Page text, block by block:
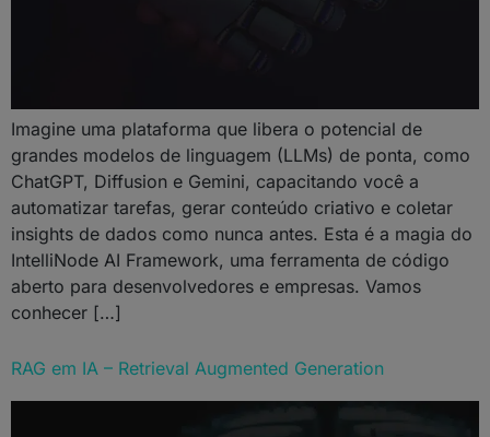
Imagine uma plataforma que libera o potencial de
grandes modelos de linguagem (LLMs) de ponta, como
ChatGPT, Diffusion e Gemini, capacitando você a
automatizar tarefas, gerar conteúdo criativo e coletar
insights de dados como nunca antes. Esta é a magia do
IntelliNode AI Framework, uma ferramenta de código
aberto para desenvolvedores e empresas. Vamos
conhecer […]
RAG em IA – Retrieval Augmented Generation